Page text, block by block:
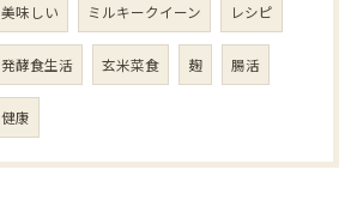
美味しい ミルキークイーン レシピ
発酵食生活 玄米菜食 麹 腸活
健康